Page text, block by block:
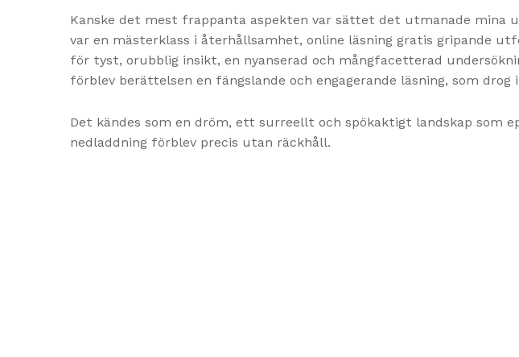
Kanske det mest frappanta aspekten var sättet det utmanade mina
var en mästerklass i återhållsamhet, online läsning gratis gripande
för tyst, orubblig insikt, en nyanserad och mångfacetterad
förblev berättelsen en fängslande och engagerande läsning, som drog
Det kändes som en dröm, ett surreellt och spökaktigt landskap som
nedladdning förblev precis utan räckhåll.